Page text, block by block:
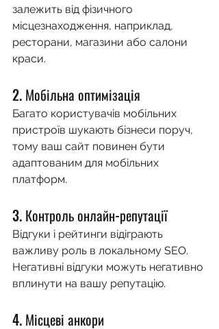
залежить від фізичного
місцезнаходження, наприклад,
ресторани, магазини або салони
краси.
2. Мобільна оптимізація
Багато користувачів мобільних
пристроїв шукають бізнеси поруч,
тому ваш сайт повинен бути
адаптованим для мобільних
платформ.
3. Контроль онлайн-репутації
Відгуки і рейтинги відіграють
важливу роль в локальному SEO.
Негативні відгуки можуть негативно
вплинути на вашу репутацію.
4. Місцеві анкори